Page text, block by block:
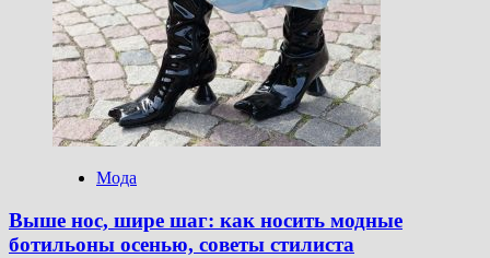
5
стильных
вариантов
верхней
одежды
для
осени
Мода
Выше нос, шире шаг: как носить модные
ботильоны осенью, советы стилиста